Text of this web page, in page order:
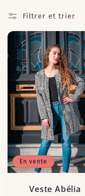
l
l
e
c
t
i
o
n
Filtrer et trier
En vente
Veste Abélia